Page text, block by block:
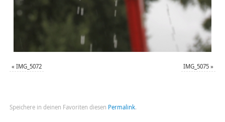
« IMG_5072 IMG_5075 »
Speichere in deinen Favoriten diesen Permalink.